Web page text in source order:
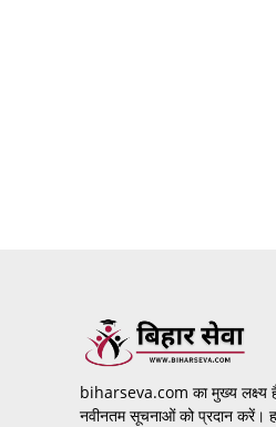
biharseva.com का मुख्य लक्ष्य
नवीनतम सूचनाओं को प्रदान करें।